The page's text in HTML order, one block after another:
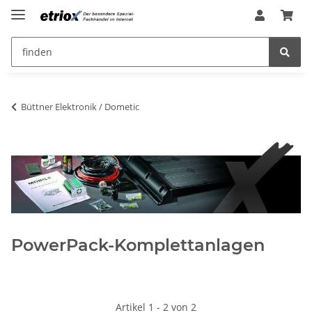
Büttner Elektronik / Dometic
PowerPack-Komplettanlagen
Artikel 1 - 2 von 2